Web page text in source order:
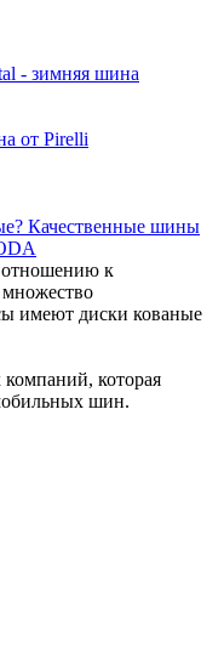
- зимняя шина
от Pirelli
Качественные шины
отношению к
имеют диски кованые
которая
шин.